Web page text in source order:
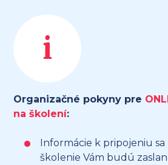
i
Organizačné pokyny pre
na školení:
Informácie k pripojeniu sa
školenie Vám budú